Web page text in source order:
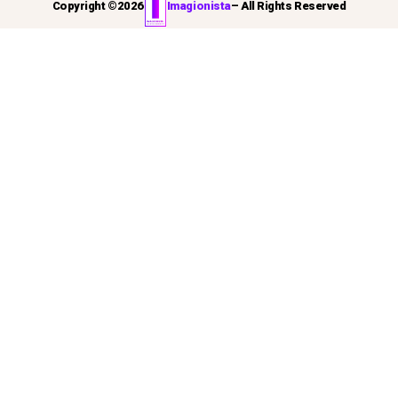
Copyright ©2026 Imagionista– All Rights Reserved